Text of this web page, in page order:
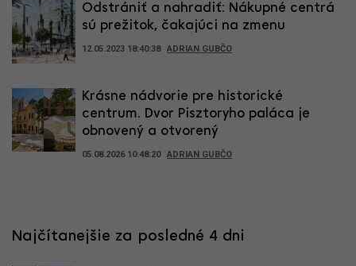
Odstrániť a nahradiť: Nákupné centrá
sú prežitok, čakajúci na zmenu
12.05.2023 18:40:38 ADRIAN GUBČO
Krásne nádvorie pre historické
centrum. Dvor Pisztoryho paláca je
obnovený a otvorený
05.08.2026 10:48:20 ADRIAN GUBČO
Najčítanejšie za posledné 4 dni